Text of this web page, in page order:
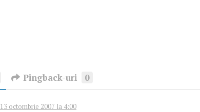
Pingback-uri 0
13 octombrie 2007 la 4:00